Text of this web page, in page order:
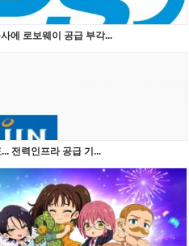
에 로보웨이 공급 부각...
전력인프라 공급 기...